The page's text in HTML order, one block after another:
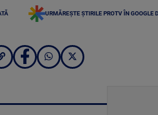
URMĂREȘTE ȘTIRILE PROTV ÎN GOOGLE